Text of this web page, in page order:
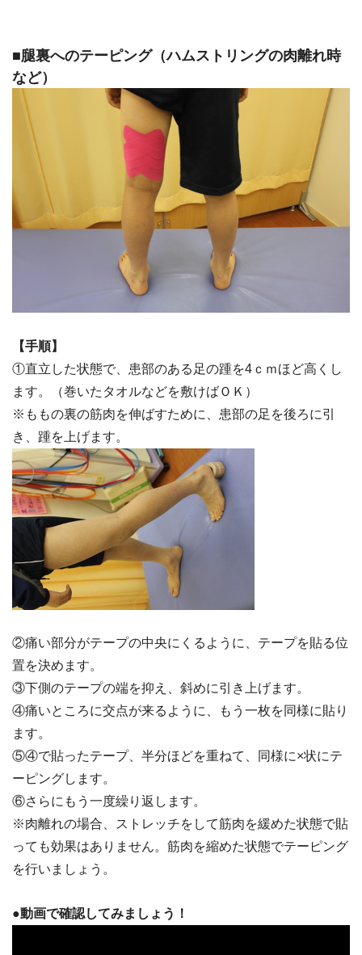
■腿裏へのテーピング（ハムストリングの肉離れ時
など）
【手順】
①直立した状態で、患部のある足の踵を4ｃｍほど高くし
ます。（巻いたタオルなどを敷けばＯＫ）
※ももの裏の筋肉を伸ばすために、患部の足を後ろに引
き、踵を上げます。
②痛い部分がテープの中央にくるように、テープを貼る位
置を決めます。
③下側のテープの端を抑え、斜めに引き上げます。
④痛いところに交点が来るように、もう一枚を同様に貼り
ます。
⑤④で貼ったテープ、半分ほどを重ねて、同様に×状にテ
ーピングします。
⑥さらにもう一度繰り返します。
※肉離れの場合、ストレッチをして筋肉を緩めた状態で貼
っても効果はありません。筋肉を縮めた状態でテーピング
を行いましょう。
●動画で確認してみましょう！